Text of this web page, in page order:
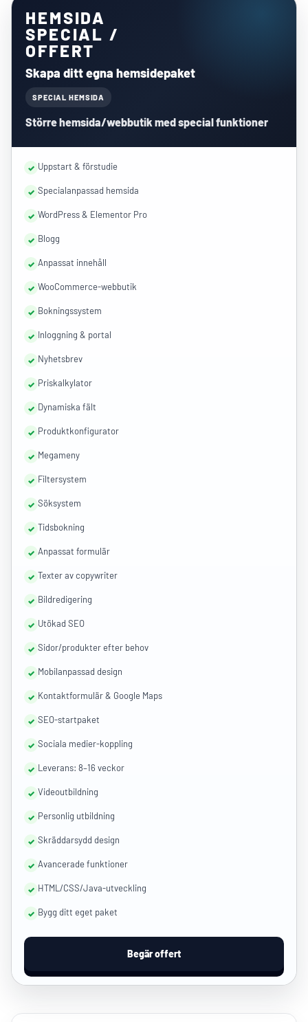
HEMSIDA
SPECIAL /
OFFERT
Skapa ditt egna hemsidepaket
SPECIAL HEMSIDA
Större hemsida/webbutik med special funktioner
Uppstart & förstudie
Specialanpassad hemsida
WordPress & Elementor Pro
Blogg
Anpassat innehåll
WooCommerce-webbutik
Bokningssystem
Inloggning & portal
Nyhetsbrev
Priskalkylator
Dynamiska fält
Produktkonfigurator
Megameny
Filtersystem
Söksystem
Tidsbokning
Anpassat formulär
Texter av copywriter
Bildredigering
Utökad SEO
Sidor/produkter efter behov
Mobilanpassad design
Kontaktformulär & Google Maps
SEO-startpaket
Sociala medier-koppling
Leverans: 8–16 veckor
Videoutbildning
Personlig utbildning
Skräddarsydd design
Avancerade funktioner
HTML/CSS/Java-utveckling
Bygg ditt eget paket
Begär offert